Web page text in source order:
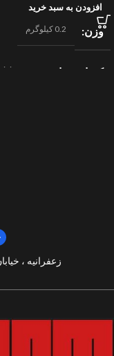
افزودن به سبد خرید
وزن 0.2 کیلوگرم
کمپانی سازنده
زعفرانیه ،